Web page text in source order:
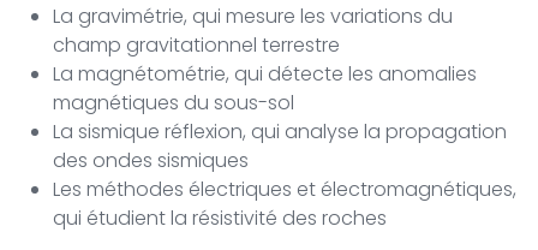
La gravimétrie, qui mesure les variations du
champ gravitationnel terrestre
La magnétométrie, qui détecte les anomalies
magnétiques du sous-sol
La sismique réflexion, qui analyse la propagation
des ondes sismiques
Les méthodes électriques et électromagnétiques,
qui étudient la résistivité des roches